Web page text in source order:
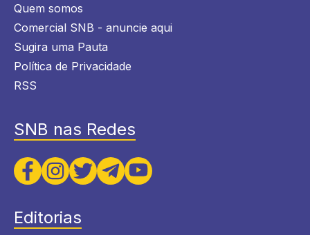
Quem somos
Comercial SNB - anuncie aqui
Sugira uma Pauta
Política de Privacidade
RSS
SNB nas Redes
Editorias